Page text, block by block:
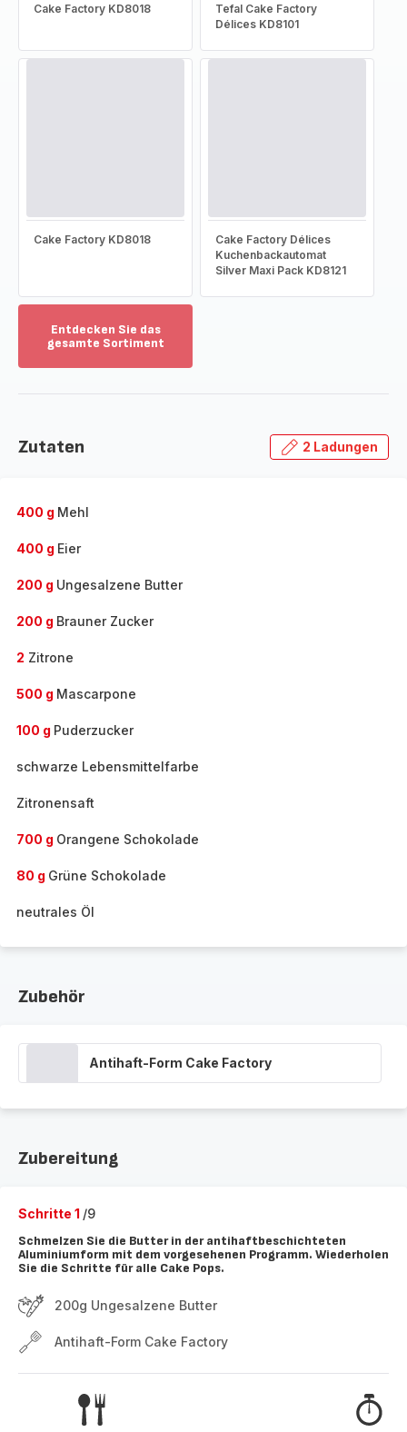
Cake Factory KD8018
Tefal Cake Factory
Délices KD8101
Cake Factory KD8018
Cake Factory Délices
Kuchenbackautomat
Silver Maxi Pack KD8121
Entdecken Sie das
gesamte Sortiment
das
Zutaten 2 Ladungen
400 g Mehl
400 g Eier
200 g Ungesalzene Butter
200 g Brauner Zucker
2 Zitrone
500 g Mascarpone
100 g Puderzucker
schwarze Lebensmittelfarbe
Zitronensaft
700 g Orangene Schokolade
80 g Grüne Schokolade
neutrales Öl
Zubehör
Antihaft-Form Cake Factory
Zubereitung
Schritte 1 /9
Schmelzen Sie die Butter in der antihaftbeschichteten
Aluminiumform mit dem vorgesehenen Programm. Wiederholen
Sie die Schritte für alle Cake Pops.
200g Ungesalzene Butter
Antihaft-Form Cake Factory